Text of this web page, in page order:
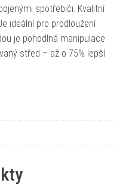
spotřebiči. Kvalitní
ideální pro prodloužení
je pohodlná manipulace
střed – až o 75% lepší